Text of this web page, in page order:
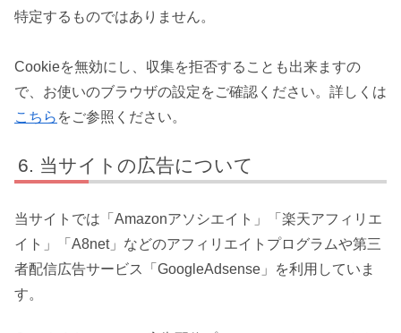
特定するものではありません。
Cookieを無効にし、収集を拒否することも出来ますの
で、お使いのブラウザの設定をご確認ください。詳しくは
こちら をご参照ください。
当サイトの広告について
当サイトでは「Amazonアソシエイト」「楽天アフィリエ
イト」「A8net」などのアフィリエイトプログラムや第三
者配信広告サービス「GoogleAdsense」を利用していま
す。